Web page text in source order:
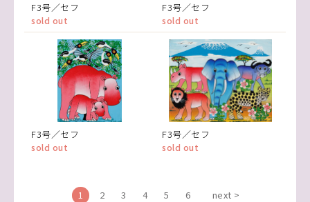
F3号／セフ
sold out
F3号／セフ
sold out
F3号／セフ
sold out
F3号／セフ
sold out
1 2 3 4 5 6 next >